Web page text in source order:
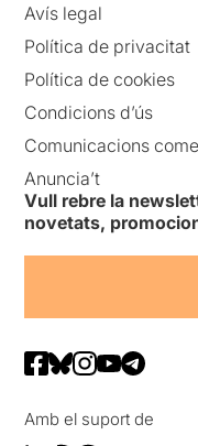
Avís legal
Política de privacitat
Política de cookies
Condicions d’ús
Comunicacions
Anuncia’t
Vull rebre la
novetats,
Amb el suport de